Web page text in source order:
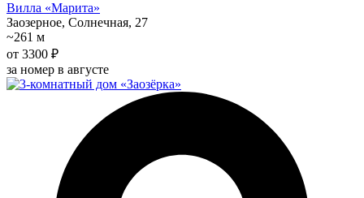
Вилла «Марита»
Заозерное, Солнечная, 27
~261 м
от 3300 ₽
за номер в августе